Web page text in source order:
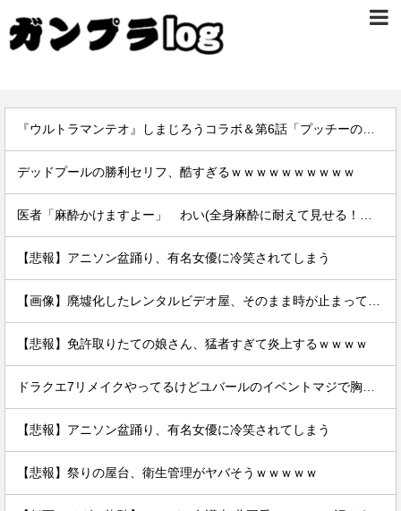
デッドプールの勝利セリフ、酷すぎるｗｗｗｗｗｗｗｗｗｗ
【悲報】アニソン盆踊り、有名女優に冷笑されてしまう
【悲報】免許取りたての娘さん、猛者すぎて炎上するｗｗｗｗ
【悲報】アニソン盆踊り、有名女優に冷笑されてしまう
【悲報】祭りの屋台、衛生管理がヤバそうｗｗｗｗｗ